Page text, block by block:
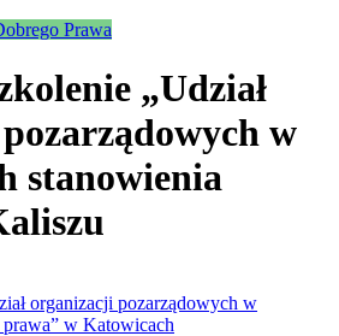
Prawa
„Udział
w
stanowienia
organizacji pozarządowych w
w Katowicach